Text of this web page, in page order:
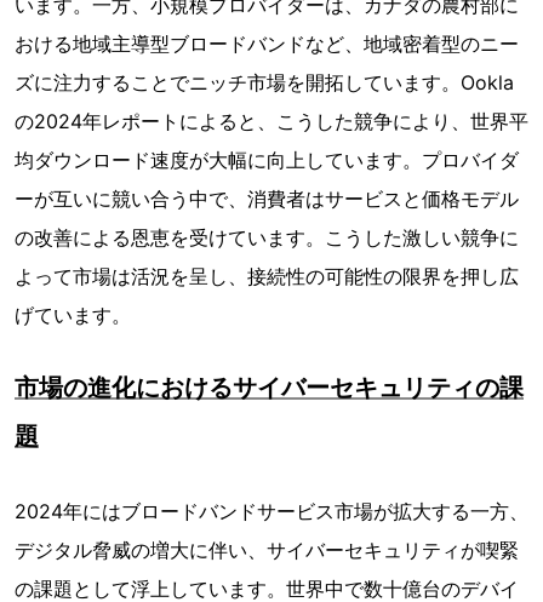
います。一方、小規模プロバイダーは、カナダの農村部に
おける地域主導型ブロードバンドなど、地域密着型のニー
ズに注力することでニッチ市場を開拓しています。Ookla
の2024年レポートによると、こうした競争により、世界平
均ダウンロード速度が大幅に向上しています。プロバイダ
ーが互いに競い合う中で、消費者はサービスと価格モデル
の改善による恩恵を受けています。こうした激しい競争に
よって市場は活況を呈し、接続性の可能性の限界を押し広
げています。
市場の進化におけるサイバーセキュリティの課
題
2024年にはブロードバンドサービス市場が拡大する一方、
デジタル脅威の増大に伴い、サイバーセキュリティが喫緊
の課題として浮上しています。世界中で数十億台のデバイ